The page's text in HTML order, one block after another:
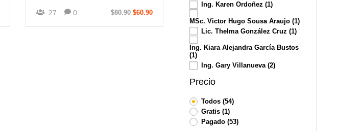
27 0 $80.90$60.90
Ing. Karen Ordoñez (1)
MSc. Victor Hugo Sousa Araujo (1)
Lic. Thelma González Cruz (1)
Ing. Kiara Alejandra García Bustos
(1)
Ing. Gary Villanueva (2)
Precio
Todos (54)
Gratis (1)
Pagado (53)